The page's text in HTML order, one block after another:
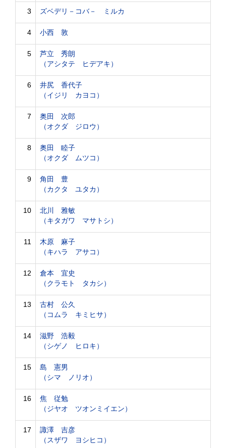
3 ズベデリ－コバ－ ミルカ
4 小西 敦
5
芦立 秀朗
（アシタテ ヒデアキ）
6
井尻 香代子
（イジリ カヨコ）
7
奥田 次郎
（オクダ ジロウ）
8
奥田 睦子
（オクダ ムツコ）
9
角田 豊
（カクタ ユタカ）
10
北川 雅敏
（キタガワ マサトシ）
11
木原 麻子
（キハラ アサコ）
12
倉本 宜史
（クラモト タカシ）
13
古村 公久
（コムラ キミヒサ）
14
滋野 浩毅
（シゲノ ヒロキ）
15
島 憲男
（シマ ノリオ）
16
焦 従勉
（ジヤオ ツオンミイエン）
17
諏澤 吉彦
（スザワ ヨシヒコ）